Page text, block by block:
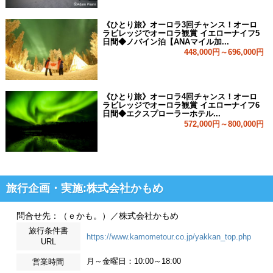
《ひとり旅》オーロラ3回チャンス！オーロ
ラビレッジでオーロラ観賞 イエローナイフ5
日間◆ノバイン泊【ANAマイル加...
448,000円～696,000円
《ひとり旅》オーロラ4回チャンス！オーロ
ラビレッジでオーロラ観賞 イエローナイフ6
日間◆エクスプローラーホテル...
572,000円～800,000円
旅行企画・実施:株式会社かもめ
問合せ先：（ｅかも。）／株式会社かもめ
旅行条件書
URL
https://www.kamometour.co.jp/yakkan_top.php
営業時間 月～金曜日：10:00～18:00